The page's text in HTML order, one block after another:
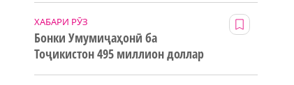
ХАБАРИ РӮЗ
Бонки Умумиҷаҳонӣ ба
Тоҷикистон 495 миллион доллар